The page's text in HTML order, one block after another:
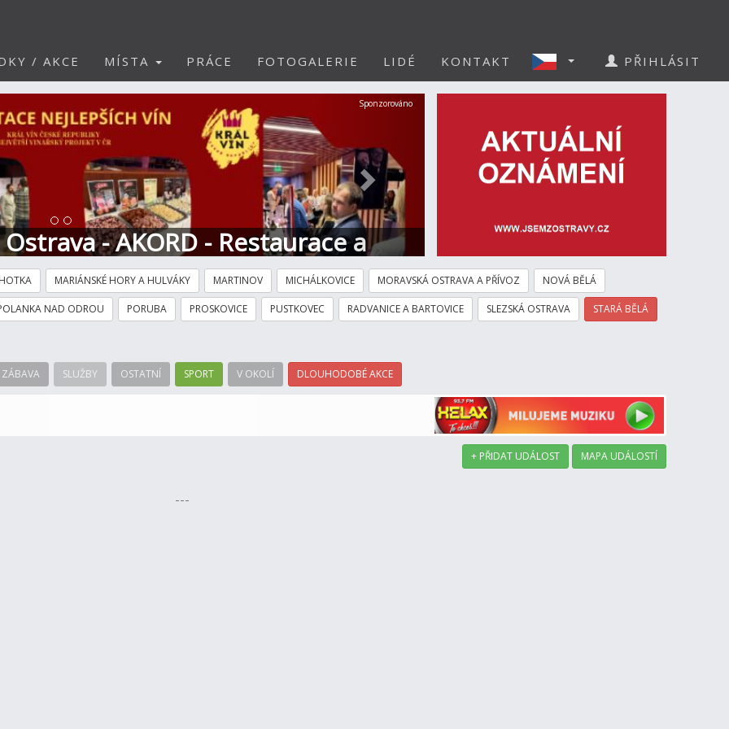
/ AKCE MÍSTA PRÁCE FOTOGALERIE LIDÉ KONTAKT PŘIHLÁSIT
- AKORD - Restaurace a
Další
Sponzorováno
MARIÁNSKÉ HORY A HULVÁKY MARTINOV MICHÁLKOVICE MORAVSKÁ OSTRAVA A PŘÍVOZ NOVÁ BĚLÁ
NAD ODROU PORUBA PROSKOVICE PUSTKOVEC RADVANICE A BARTOVICE SLEZSKÁ OSTRAVA STARÁ BĚLÁ
ZÁBAVA SLUŽBY OSTATNÍ SPORT V OKOLÍ DLOUHODOBÉ AKCE
+ PŘIDAT UDÁLOST MAPA UDÁLOSTÍ
---